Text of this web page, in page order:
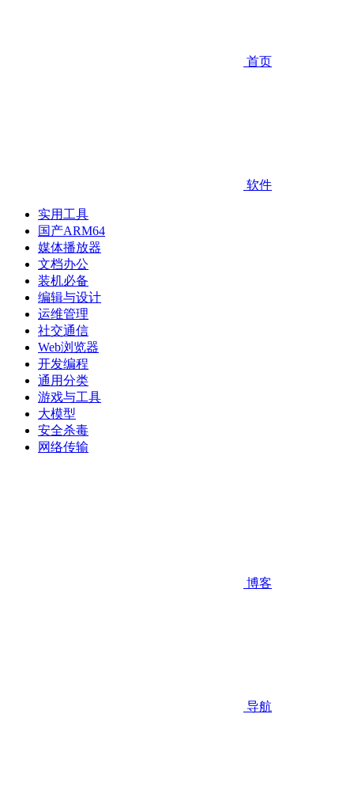
首页
软件
实用工具
国产ARM64
媒体播放器
文档办公
装机必备
编辑与设计
运维管理
社交通信
Web浏览器
开发编程
通用分类
游戏与工具
大模型
安全杀毒
网络传输
博客
导航